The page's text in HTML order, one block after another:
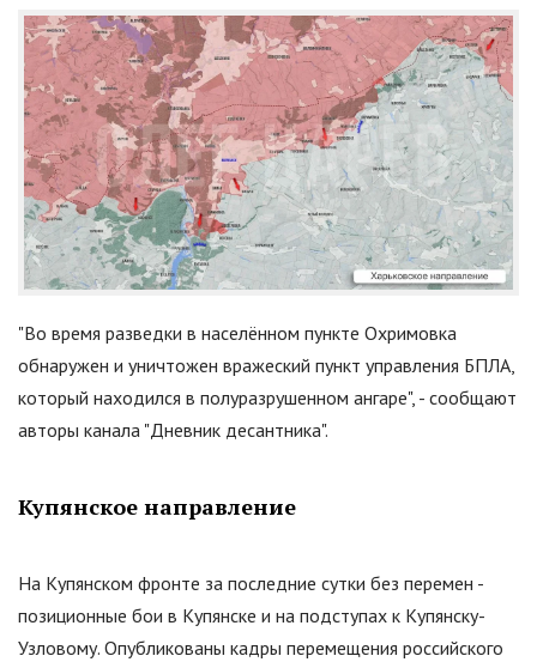
"Во время разведки в населённом пункте Охримовка
обнаружен и уничтожен вражеский пункт управления БПЛА,
который находился в полуразрушенном ангаре", - сообщают
авторы канала "Дневник десантника".
Купянское направление
На Купянском фронте за последние сутки без перемен -
позиционные бои в Купянске и на подступах к Купянску-
Узловому. Опубликованы кадры перемещения российского